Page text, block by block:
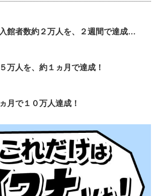
館者数約２万人を、２週間で達成…
万人を、約１ヵ月で達成！
月で１０万人達成！